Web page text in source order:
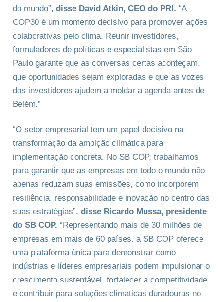
do mundo”, disse David Atkin, CEO do PRI. “A
COP30 é um momento decisivo para promover ações
colaborativas pelo clima. Reunir investidores,
formuladores de políticas e especialistas em São
Paulo garante que as conversas certas aconteçam,
que oportunidades sejam exploradas e que as vozes
dos investidores ajudem a moldar a agenda antes de
Belém.”
“O setor empresarial tem um papel decisivo na
transformação da ambição climática para
implementação concreta. No SB COP, trabalhamos
para garantir que as empresas em todo o mundo não
apenas reduzam suas emissões, como incorporem
resiliência, responsabilidade e inovação no centro das
suas estratégias”, disse Ricardo Mussa, presidente
do SB COP. “Representando mais de 30 milhões de
empresas em mais de 60 países, a SB COP oferece
uma plataforma única para demonstrar como
indústrias e líderes empresariais podem impulsionar o
crescimento sustentável, fortalecer a competitividade
e contribuir para soluções climáticas duradouras no